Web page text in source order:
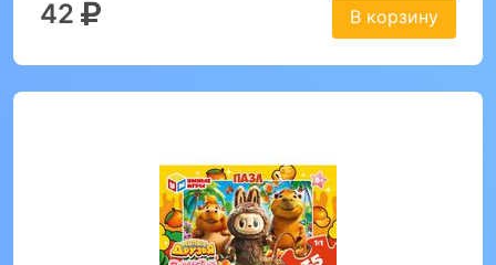
42 В корзину